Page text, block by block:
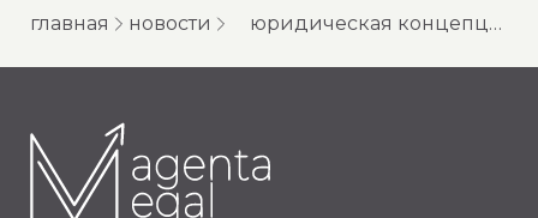
главная новости юридическая концепция цифрового евро